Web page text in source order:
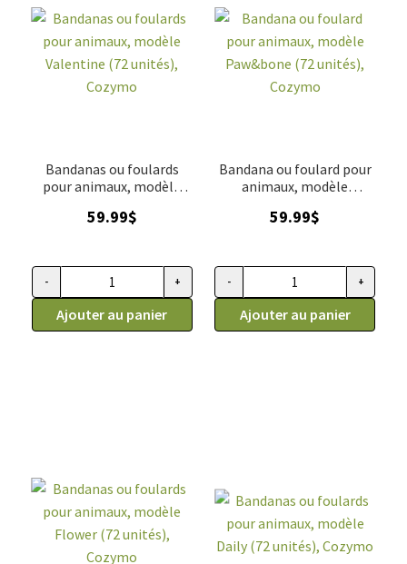
Bandanas ou foulards
pour animaux, modèle
Cozymo
59.99$
quantité de Bandanas ou foulards pour animaux, modèle
- +
Ajouter au panier
Bandana ou foulard pour
animaux, modèle
Cozymo
59.99$
quantité de Bandana ou
- +
Ajouter au panier